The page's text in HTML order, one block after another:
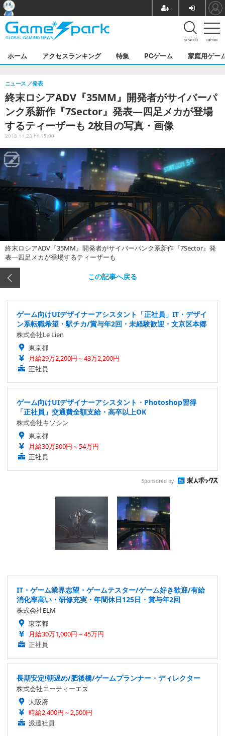
menu
search
ホーム アクセスランキング 特集 PCゲーム 家庭用ゲー
終末ロシアADV『35MM』開発者がサイバーパ
ンク系新作『7Sector』発表―四足メカが登場
するティーザーも 2枚目の写真・画像
ニュース 発表
2018.11.23 Fri 15:00
終末ロシアADV『35MM』開発者がサイバーパンク系新作『7Sector』発
表―四足メカが登場するティーザーも
この記事へ戻る
ゲーム向けUIデザイナーアシスタント「正社員」IT・デザイ
ン系転職希望・駅チカ/賞与年2回・未経験歓迎・文京区本郷
株式会社Le Lien
東京都
月給29万2,200円～43万2,200円
正社員
ゲーム向けUIデザイナーアシスタント・Photoshop習得
「正社員」交通費全額支給・高卒以上OK
株式会社キソシン
東京都
月給30万300円～54万円
正社員
Sponsored by
IT・ゲーム業界志望・ゲームテスター/ゲーム好き歓迎/有給
消化率高い・研修充実・年間休日125日・賞与年2回
株式会社ELM
東京都
月給30万1,000円～45万円
正社員
長期安定!朝遅め/肥後橋/ゲームプランナー・ディレクター
株式会社エーティーエス
大阪府
時給2,400円～2,500円
派遣社員